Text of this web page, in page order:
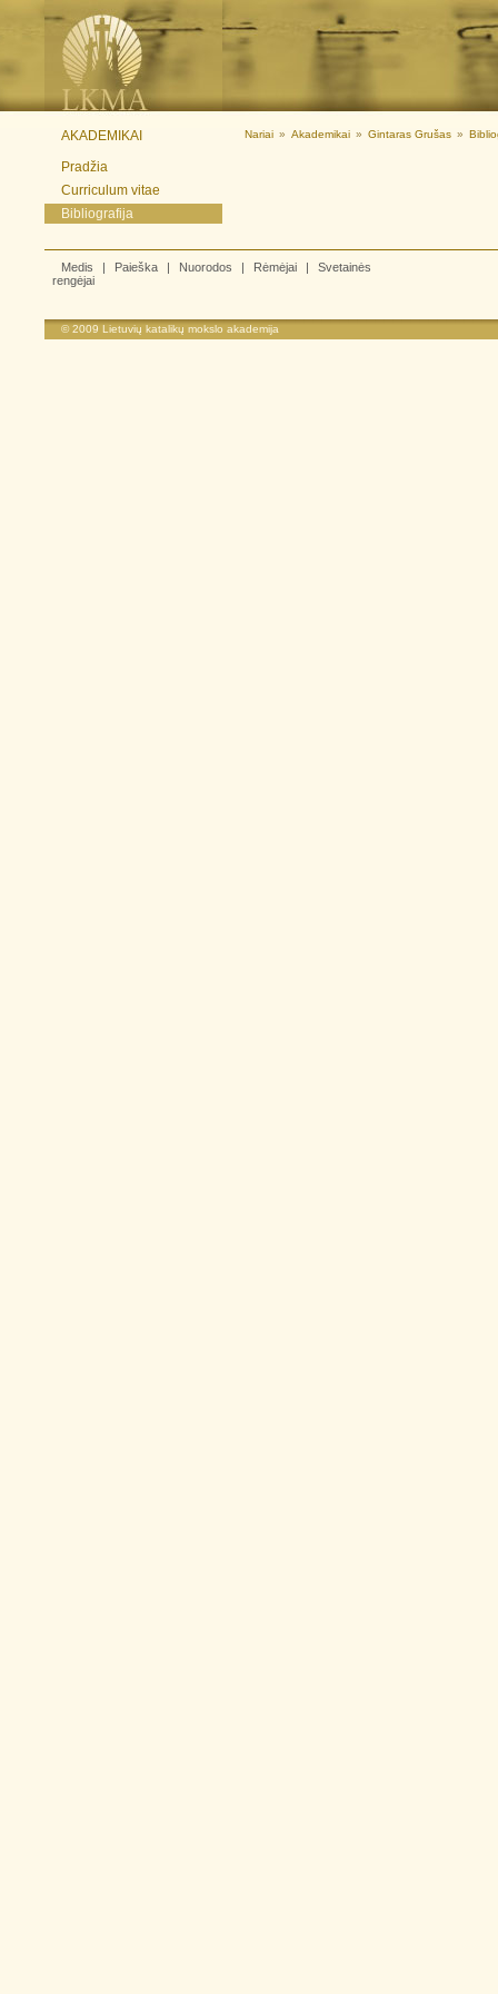
AKADEMIKAI
Pradžia
Curriculum vitae
Bibliografija
Nariai » Akademikai » Gintaras Grušas »
Medis | Paieška | Nuorodos | Rėmėjai |
Svetainės
rengėjai
© 2009 Lietuvių katalikų mokslo akademija